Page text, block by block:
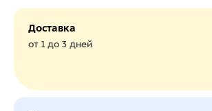
Доставка
от 1 до 3 дней